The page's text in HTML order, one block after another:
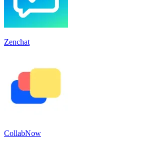
Zenchat
CollabNow